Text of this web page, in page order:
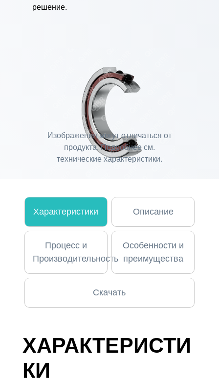
решение.
Изображения могут отличаться от
продукта. Подробнее см.
технические характеристики.
Характеристики Описание
Процесс и
Производительность
Особенности и
преимущества
Скачать
ХАРАКТЕРИСТИ
КИ